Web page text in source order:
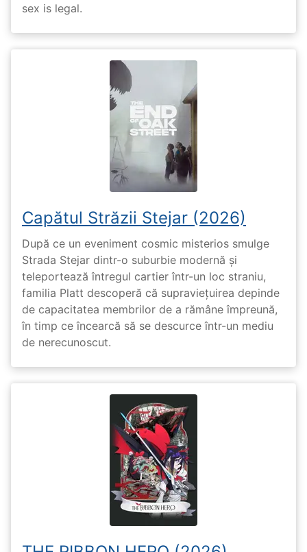
sex is legal.
Capătul Străzii Stejar (2026)
După ce un eveniment cosmic misterios smulge
Strada Stejar dintr-o suburbie modernă și
teleportează întregul cartier într-un loc straniu,
familia Platt descoperă că supraviețuirea depinde
de capacitatea membrilor de a rămâne împreună,
în timp ce încearcă să se descurce într-un mediu
de nerecunoscut.